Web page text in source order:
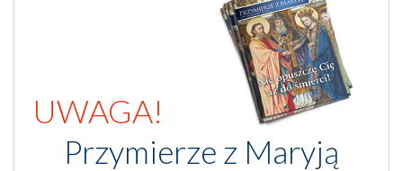
UWAGA!
Przymierze z Maryją